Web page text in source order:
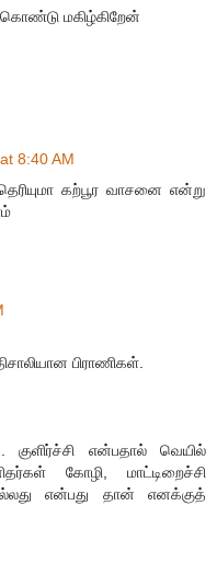
மகிழ்கிறேன்
8:40 AM
கற்பூர வாசனை என்று
பிராணிகள்.
குளிர்ச்சி என்பதால் வெயில்
கோழி, மாட்டிறைச்சி
என்பது தான் எனக்குத்